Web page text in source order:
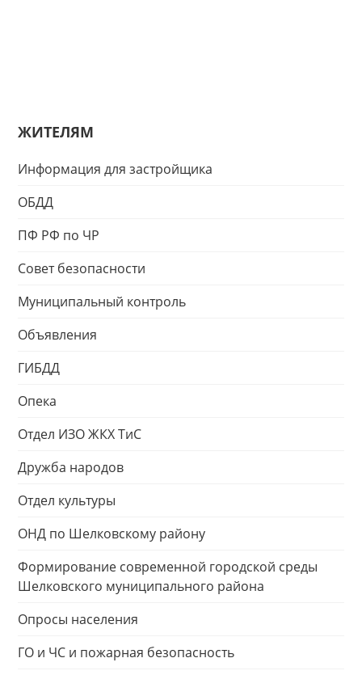
ЖИТЕЛЯМ
Информация для застройщика
ОБДД
ПФ РФ по ЧР
Совет безопасности
Муниципальный контроль
Объявления
ГИБДД
Опека
Отдел ИЗО ЖКХ ТиС
Дружба народов
Отдел культуры
ОНД по Шелковскому району
Формирование современной городской среды
Шелковского муниципального района
Опросы населения
ГО и ЧС и пожарная безопасность